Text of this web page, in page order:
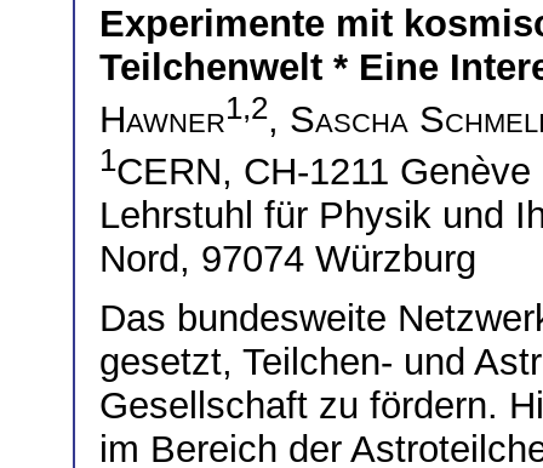
Experimente mit
Teilchenwelt * Eine
Hawner1,2, Sascha
1CERN, CH-1211
Lehrstuhl für Physik und
Nord, 97074 Würzburg
Das bundesweite
gesetzt, Teilchen- und
Gesellschaft zu fördern.
im Bereich der